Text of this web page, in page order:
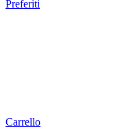
Preferiti
Carrello